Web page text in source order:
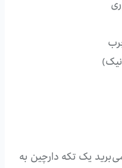
یک تکه دارچین به